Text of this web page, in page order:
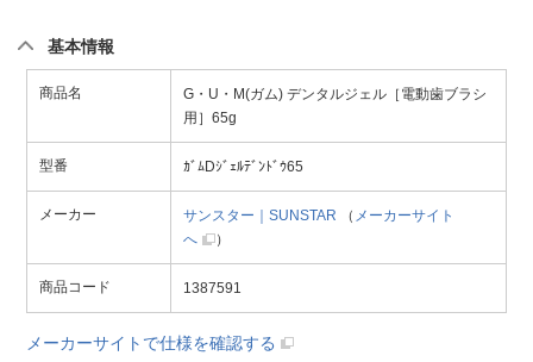
基本情報
商品名
G・U・M(ガム) デンタルジェル［電動歯ブラシ
用］65g
型番 ｶﾞﾑDｼﾞｪﾙﾃﾞﾝﾄﾞｳ65
メーカー サンスター｜SUNSTAR （ メーカーサイト
へ
）
商品コード 1387591
メーカーサイトで仕様を確認する